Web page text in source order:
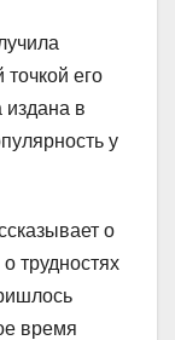
его
издана в
у
о
трудностях
время